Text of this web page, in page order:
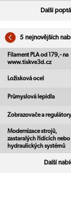
Další
5 nejnovějších
Filament PLA od 179,- na
www.tiskve3d.cz
Ložisková ocel
Průmyslová lepidla
Zobrazovače a regulátory
Modernizace strojů,
zastaralých řídících nebo
hydraulických systémů
Další